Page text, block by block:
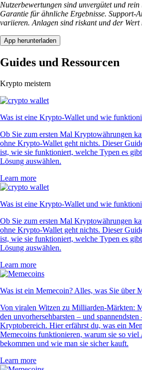
Nutzerbewertungen sind unvergütet und
Garantie für ähnliche Ergebnisse. Support-
variieren. Anlagen sind riskant und der Wert
App herunterladen
Guides und Ressourcen
Krypto meistern
Was ist eine Krypto-Wallet und wie
Ob Sie zum ersten Mal Kryptowährungen
ohne Krypto-Wallet geht nichts. Dieser
ist, wie sie funktioniert, welche Typen es
Lösung auswählen.
Learn more
Was ist eine Krypto-Wallet und wie
Ob Sie zum ersten Mal Kryptowährungen
ohne Krypto-Wallet geht nichts. Dieser
ist, wie sie funktioniert, welche Typen es
Lösung auswählen.
Learn more
Was ist ein Memecoin? Alles, was Sie über
Von viralen Witzen zu Milliarden-Märkten:
den unvorhersehbarsten – und
Kryptobereich. Hier erfährst du, was ein
Memecoins funktionieren, warum sie so viel
bekommen und wie man sie sicher kauft.
Learn more